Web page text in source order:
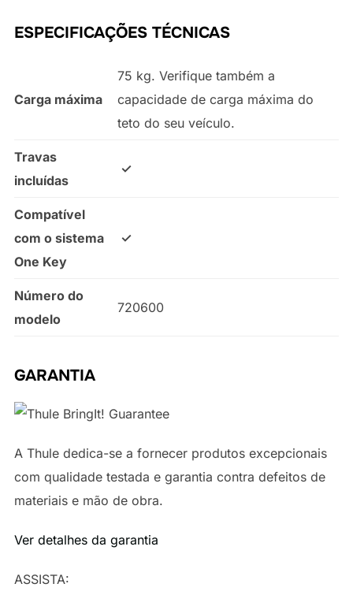
ESPECIFICAÇÕES TÉCNICAS
Carga máxima
75 kg. Verifique também a
capacidade de carga máxima do
teto do seu veículo.
Travas
incluídas
✓
Compatível
com o sistema
One Key
✓
Número do
modelo
720600
GARANTIA
A Thule dedica-se a fornecer produtos excepcionais
com qualidade testada e garantia contra defeitos de
materiais e mão de obra.
Ver detalhes da garantia
ASSISTA: